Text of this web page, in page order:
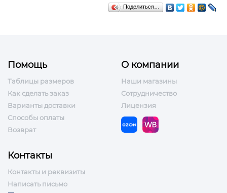
Поделиться…
Помощь
Таблицы размеров
Как сделать заказ
Варианты доставки
Способы оплаты
Возврат
О компании
Наши магазины
Сотрудничество
Лицензия
Контакты
Контакты и реквизиты
Написать письмо